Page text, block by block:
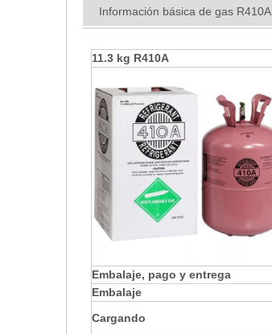
Información básica de gas R410A
11.3 kg R410A
Embalaje, pago y entrega
Embalaje
Cargando